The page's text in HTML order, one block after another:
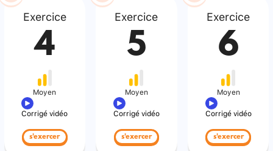
Exercice
4
Moyen
Corrigé vidéo
s'exercer
Exercice
5
Moyen
Corrigé vidéo
s'exercer
Exercice
6
Moyen
Corrigé vidéo
s'exercer